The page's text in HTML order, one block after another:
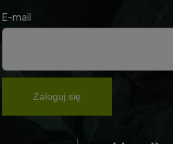
E-mail
Zaloguj się